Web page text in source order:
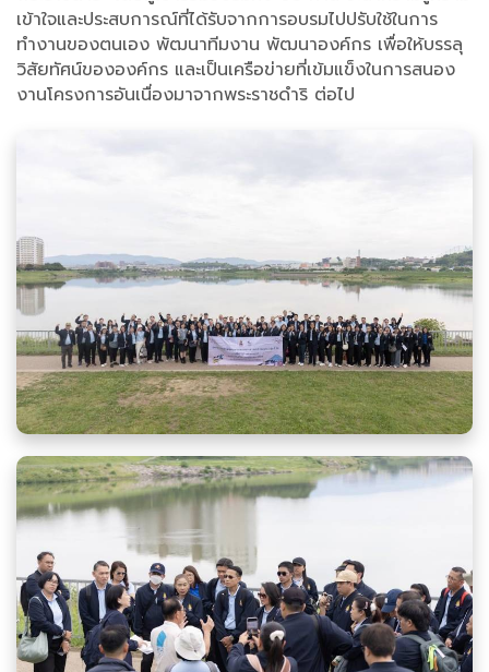
เข้าใจและประสบการณ์ที่ได้รับจากการอบรมไปปรับใช้ในการ
ทำงานของตนเอง พัฒนาทีมงาน พัฒนาองค์กร เพื่อให้บรรลุ
วิสัยทัศน์ขององค์กร และเป็นเครือข่ายที่เข้มแข็งในการสนอง
งานโครงการอันเนื่องมาจากพระราชดำริ ต่อไป